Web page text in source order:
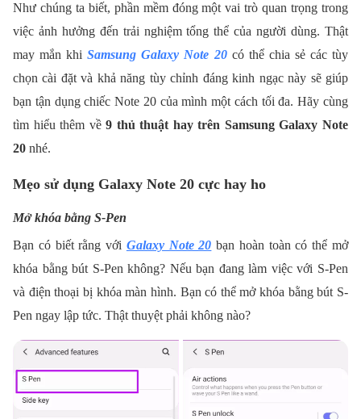
Như chúng ta biết, phần mềm đóng một vai trò quan trọng trong
việc ảnh hưởng đến trải nghiệm tổng thể của người dùng. Thật
may mắn khiSamsung Galaxy Note 20có thể chia sẻ các tùy
chọn cài đặt và khả năng tùy chỉnh đáng kinh ngạc này sẽ giúp
bạn tận dụng chiếc Note 20 của mình một cách tối đa. Hãy cùng
tìm hiểu thêm về9 thủ thuật hay trên Samsung Galaxy Note
20 nhé.
Mẹo sử dụng Galaxy Note 20 cực hay ho
Mở khóa bằng S-Pen
Bạn có biết rằng với Galaxy Note 20 bạn hoàn toàn có thể mở
khóa bằng bút S-Pen không? Nếu bạn đang làm việc với S-Pen
và điện thoại bị khóa màn hình. Bạn có thể mở khóa bằng bút S-
Pen ngay lập tức. Thật thuyệt phải không nào?